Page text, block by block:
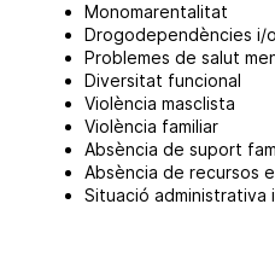
Monomarentalitat
Drogodependències i/
Problemes de salut
Diversitat funcional
Violència masclista
Violència familiar
Absència de suport
Absència de recursos
Situació administrativa